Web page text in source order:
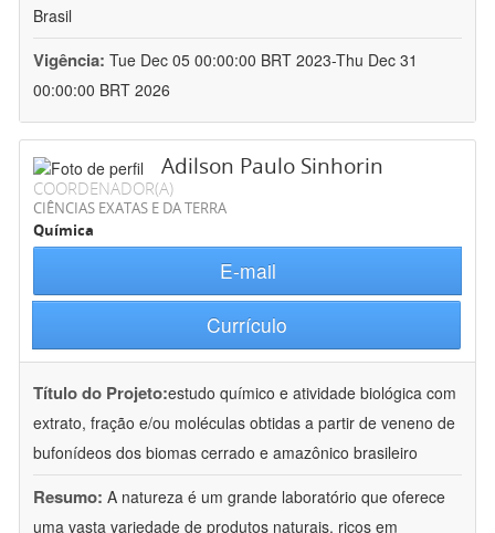
Brasil
Vigência: Tue Dec 05 00:00:00 BRT 2023-Thu Dec 31
00:00:00 BRT 2026
Adilson Paulo Sinhorin
COORDENADOR(A)
CIÊNCIAS EXATAS E DA TERRA
Química
E-mail
Currículo
Título do Projeto:estudo químico e atividade biológica com
extrato, fração e/ou moléculas obtidas a partir de veneno de
bufonídeos dos biomas cerrado e amazônico brasileiro
Resumo: A natureza é um grande laboratório que oferece
uma vasta variedade de produtos naturais, ricos em